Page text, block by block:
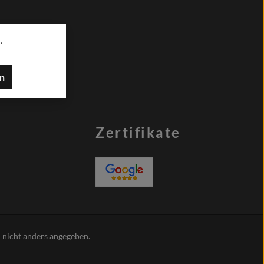
Zertifikate
anders angegeben.